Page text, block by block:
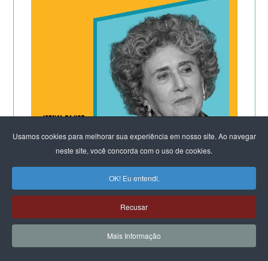
Usamos cookies para melhorar sua experiência em nosso site. Ao navegar
neste site, você concorda com o uso de cookies.
OK! Eu entendi.
Recusar
Mais Informação
CLIQUE E LEIA:
Por que os homens continuam a
matar as mulheres?